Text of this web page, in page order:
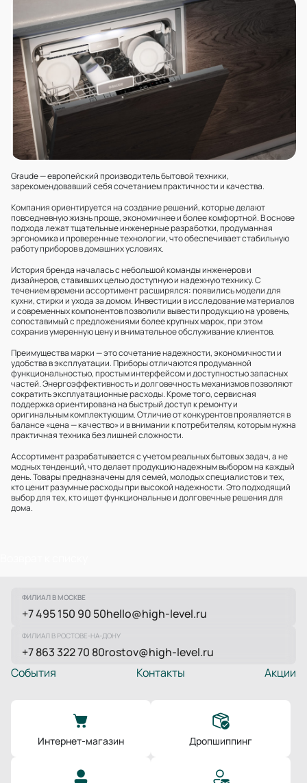
Graude — европейский производитель бытовой техники,
зарекомендовавший себя сочетанием практичности и качества.
Компания ориентируется на создание решений, которые делают
повседневную жизнь проще, экономичнее и более комфортной. В основе
подхода лежат тщательные инженерные разработки, продуманная
эргономика и проверенные технологии, что обеспечивает стабильную
работу приборов в домашних условиях.
История бренда началась с небольшой команды инженеров и
дизайнеров, ставивших целью доступную и надежную технику. С
течением времени ассортимент расширялся: появились модели для
кухни, стирки и ухода за домом. Инвестиции в исследование материалов
и современных компонентов позволили вывести продукцию на уровень,
сопоставимый с предложениями более крупных марок, при этом
сохранив умеренную цену и внимательное обслуживание клиентов.
Преимущества марки — это сочетание надежности, экономичности и
удобства в эксплуатации. Приборы отличаются продуманной
функциональностью, простым интерфейсом и доступностью запасных
частей. Энергоэффективность и долговечность механизмов позволяют
сократить эксплуатационные расходы. Кроме того, сервисная
поддержка ориентирована на быстрый доступ к ремонту и
оригинальным комплектующим. Отличие от конкурентов проявляется в
балансе «цена — качество» и в внимании к потребителям, которым нужна
практичная техника без лишней сложности.
Ассортимент разрабатывается с учетом реальных бытовых задач, а не
модных тенденций, что делает продукцию надежным выбором на каждый
день. Товары предназначены для семей, молодых специалистов и тех,
кто ценит разумные расходы при высокой надежности. Это подходящий
выбор для тех, кто ищет функциональные и долговечные решения для
дома.
ФИЛИАЛ В МОСКВЕ
+7 495 150 90 50hello@high-level.ru
ФИЛИАЛ В РОСТОВЕ-НА-ДОНУ
+7 863 322 70 80rostov@high-level.ru
Акции
События Контакты
Интернет-магазин Дропшиппинг